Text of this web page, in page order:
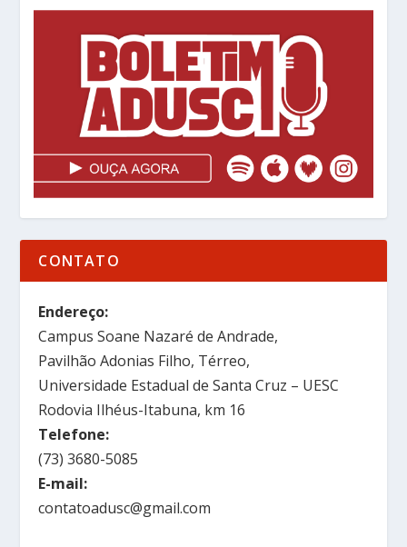
CONTATO
Endereço:
Campus Soane Nazaré de Andrade,
Pavilhão Adonias Filho, Térreo,
Universidade Estadual de Santa Cruz – UESC
Rodovia Ilhéus-Itabuna, km 16
Telefone:
(73) 3680-5085
E-mail:
contatoadusc@gmail.com